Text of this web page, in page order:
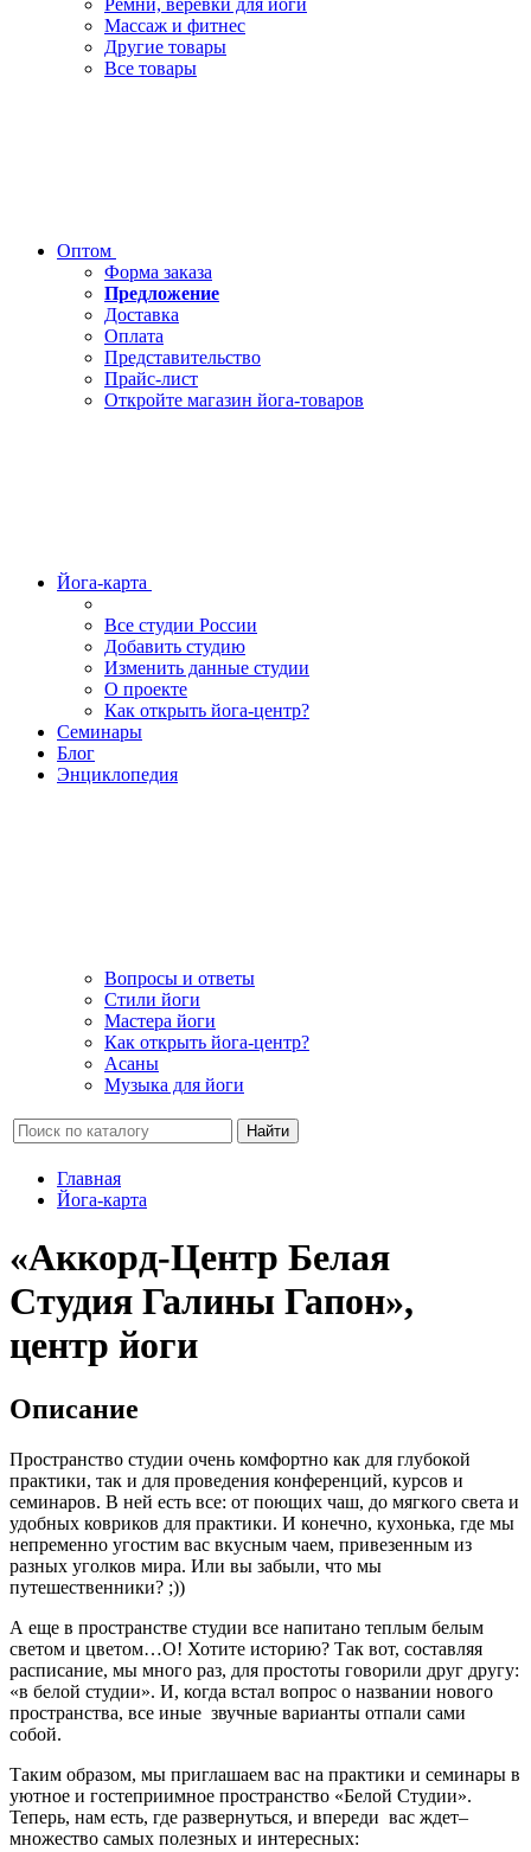
Ремни, веревки для йоги
Массаж и фитнес
Другие товары
Все товары
Оптом
Форма заказа
Предложение
Доставка
Оплата
Представительство
Прайс-лист
Откройте магазин йога-товаров
Йога-карта
Все студии России
Добавить студию
Изменить данные студии
О проекте
Как открыть йога-центр?
Семинары
Блог
Энциклопедия
Вопросы и ответы
Стили йоги
Мастера йоги
Как открыть йога-центр?
Асаны
Музыка для йоги
Найти
Главная
Йога-карта
«Аккорд-Центр Белая
Студия Галины Гапон»,
центр йоги
Описание
Пространство студии очень комфортно как для глубокой
практики, так и для проведения конференций, курсов и
семинаров. В ней есть все: от поющих чаш, до мягкого света и
удобных ковриков для практики. И конечно, кухонька, где мы
непременно угостим вас вкусным чаем, привезенным из
разных уголков мира. Или вы забыли, что мы
путешественники? ;))
А еще в пространстве студии все напитано теплым белым
светом и цветом…О! Хотите историю? Так вот, составляя
расписание, мы много раз, для простоты говорили друг другу:
«в белой студии». И, когда встал вопрос о названии нового
пространства, все иные звучные варианты отпали сами
собой.
Таким образом, мы приглашаем вас на практики и семинары в
уютное и гостеприимное пространство «Белой Студии».
Теперь, нам есть, где развернуться, и впереди вас ждет–
множество самых полезных и интересных: